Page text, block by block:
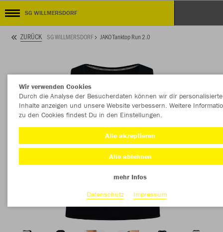
SG WILLMERSDORF
ZURÜCK SG WILLMERSDORF JAKO Tanktop Run 2.0
Wir verwenden Cookies
Durch die Analyse der Besucherdaten können wir dir personalisierte
Inhalte anzeigen und unsere Website verbessern. Weitere
zu den Cookies findest Du in den Einstellungen.
Alle akzeptieren
Alle ablehnen
mehr Infos
Datenschutz
Impressum